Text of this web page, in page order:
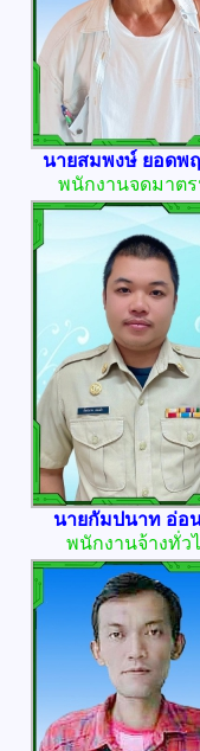
นายสมพงษ์ ยอดพ
พนักงานจดมาต
นายกัมปนาท อ่อ
พนักงานจ้างทั่ว